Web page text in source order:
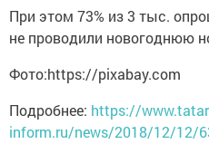
При этом 73% из 3 тыс.
не проводили новогоднюю
Фото:https://pixabay.com
Подробнее: https://
inform.ru/news/2018/12/12/